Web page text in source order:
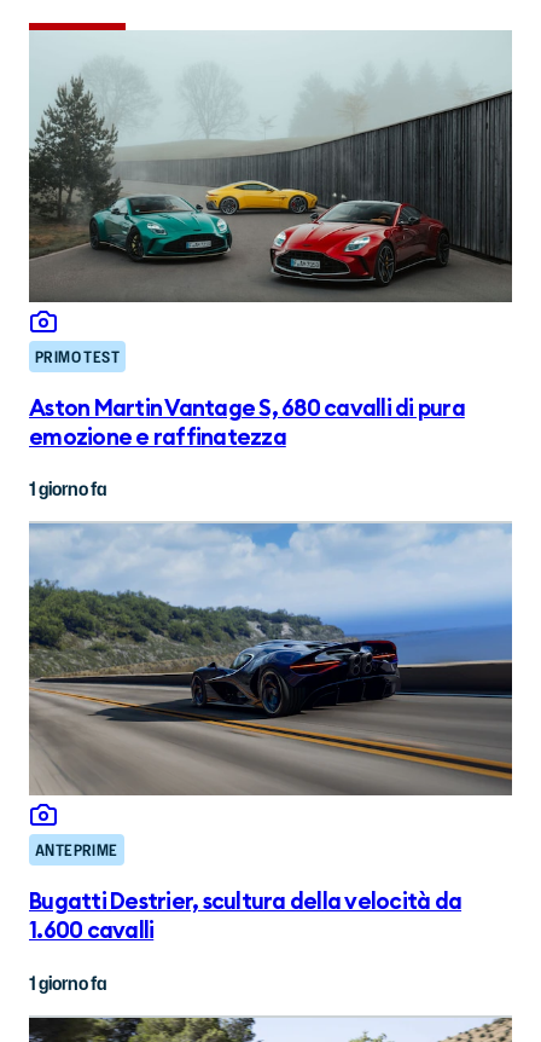
PRIMO TEST
Aston Martin Vantage S, 680 cavalli di pura
emozione e raffinatezza
1 giorno fa
ANTEPRIME
Bugatti Destrier, scultura della velocità da
1.600 cavalli
1 giorno fa